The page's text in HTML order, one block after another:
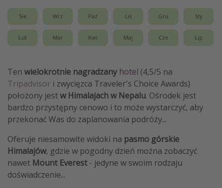
Wyjazdy na Majówkę
Wszystkie
Newsy, ciekawostki, porady podróżnicze
Najlepsze aplikacje podróżnicze
Kalendarz podróży
Sie Wrz Paź Lis Gru Sty
Lut Mar Kwi Maj Cze Lip
Ten wielokrotnie nagradzany hotel (4,5/5 na
Tripadvisor i zwycięzca Traveler's Choice Awards)
położony jestw Himalajach w Nepalu. Ośrodek jest
bardzo przystępny cenowo i to może wystarczyć, aby
przekonać Was do zaplanowania podróży...
Oferuje niesamowite widoki na pasmo górskie
Himalajów, gdzie w pogodny dzień można zobaczyć
nawet Mount Everest- jedyne w swoim rodzaju
doświadczenie...